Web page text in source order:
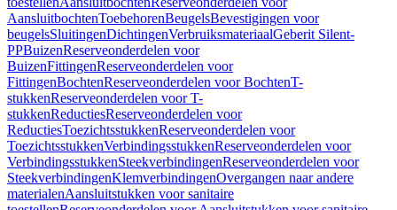
AansluitbochtenToebehorenBeugelsBevestigingen voor
beugelsSluitingenDichtingenVerbruiksmateriaalGeberit Silent-
PPBuizenReserveonderdelen voor
BuizenFittingenReserveonderdelen voor
FittingenBochtenReserveonderdelen voor BochtenT-
stukkenReserveonderdelen voor T-
stukkenReductiesReserveonderdelen voor
ReductiesToezichtsstukkenReserveonderdelen voor
ToezichtsstukkenVerbindingsstukkenReserveonderdelen voor
VerbindingsstukkenSteekverbindingenReserveonderdelen voor
SteekverbindingenKlemverbindingenOvergangen naar andere
materialenAansluitstukken voor sanitaire